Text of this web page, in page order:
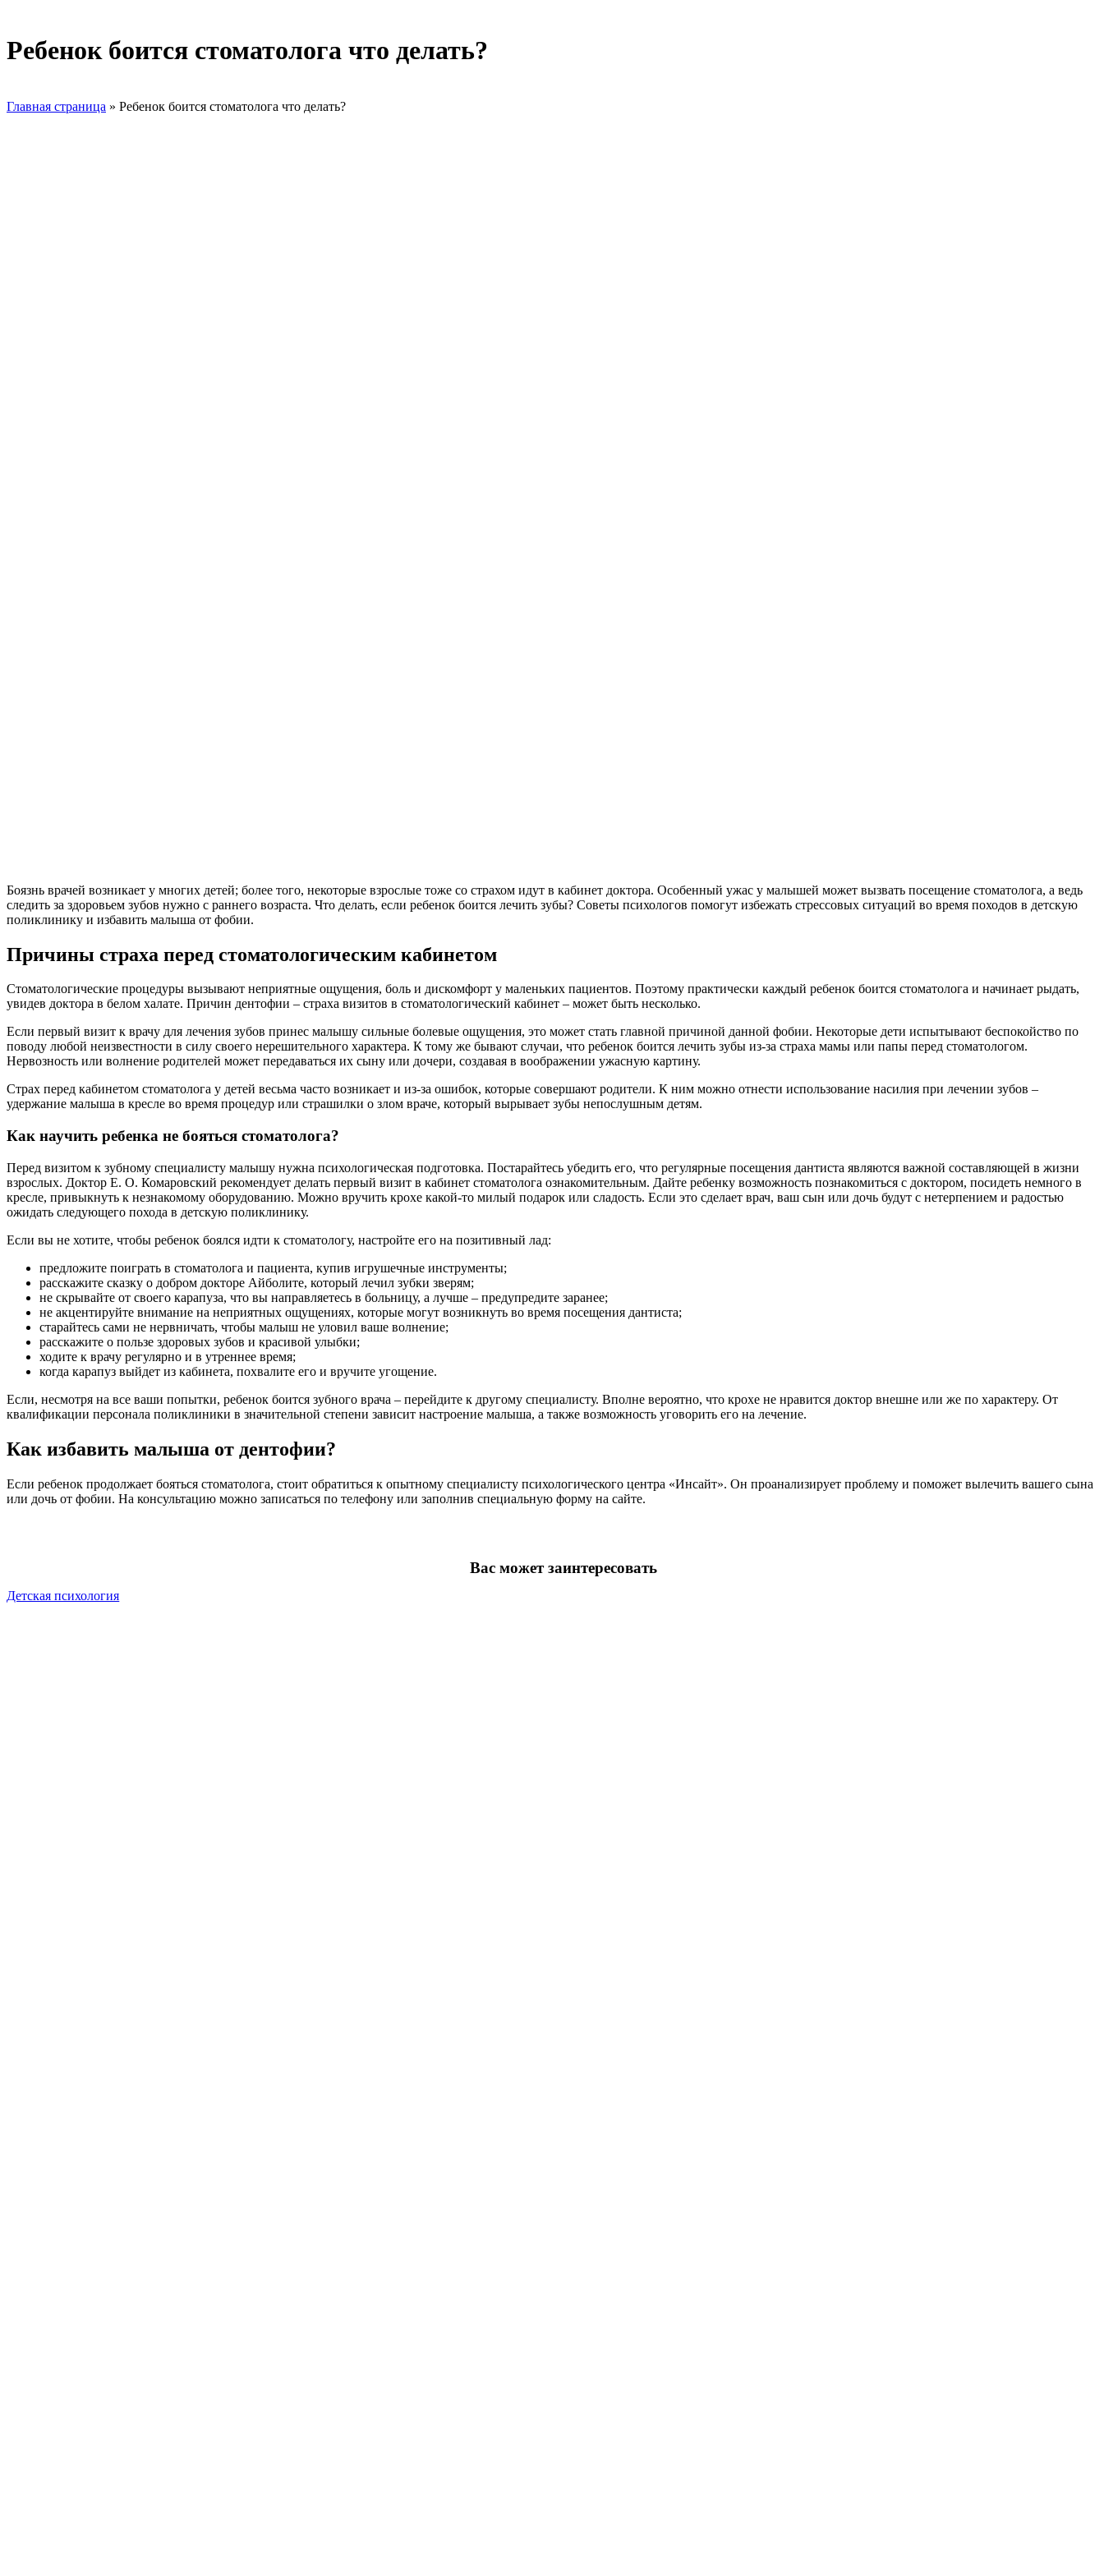
Ребенок боится стоматолога что делать?
Главная страница » Ребенок боится стоматолога что делать?
Боязнь врачей возникает у многих детей; более того, некоторые взрослые тоже со страхом идут в кабинет доктора. Особенный ужас у малышей может вызвать посещение стоматолога, а ведь
следить за здоровьем зубов нужно с раннего возраста. Что делать, если ребенок боится лечить зубы? Советы психологов помогут избежать стрессовых ситуаций во время походов в детскую
поликлинику и избавить малыша от фобии.
Причины страха перед стоматологическим кабинетом
Стоматологические процедуры вызывают неприятные ощущения, боль и дискомфорт у маленьких пациентов. Поэтому практически каждый ребенок боится стоматолога и начинает рыдать,
увидев доктора в белом халате. Причин дентофии – страха визитов в стоматологический кабинет – может быть несколько.
Если первый визит к врачу для лечения зубов принес малышу сильные болевые ощущения, это может стать главной причиной данной фобии. Некоторые дети испытывают беспокойство по
поводу любой неизвестности в силу своего нерешительного характера. К тому же бывают случаи, что ребенок боится лечить зубы из-за страха мамы или папы перед стоматологом.
Нервозность или волнение родителей может передаваться их сыну или дочери, создавая в воображении ужасную картину.
Страх перед кабинетом стоматолога у детей весьма часто возникает и из-за ошибок, которые совершают родители. К ним можно отнести использование насилия при лечении зубов –
удержание малыша в кресле во время процедур или страшилки о злом враче, который вырывает зубы непослушным детям.
Как научить ребенка не бояться стоматолога?
Перед визитом к зубному специалисту малышу нужна психологическая подготовка. Постарайтесь убедить его, что регулярные посещения дантиста являются важной составляющей в жизни
взрослых. Доктор Е. О. Комаровский рекомендует делать первый визит в кабинет стоматолога ознакомительным. Дайте ребенку возможность познакомиться с доктором, посидеть немного в
кресле, привыкнуть к незнакомому оборудованию. Можно вручить крохе какой-то милый подарок или сладость. Если это сделает врач, ваш сын или дочь будут с нетерпением и радостью
ожидать следующего похода в детскую поликлинику.
Если вы не хотите, чтобы ребенок боялся идти к стоматологу, настройте его на позитивный лад:
предложите поиграть в стоматолога и пациента, купив игрушечные инструменты;
расскажите сказку о добром докторе Айболите, который лечил зубки зверям;
не скрывайте от своего карапуза, что вы направляетесь в больницу, а лучше – предупредите заранее;
не акцентируйте внимание на неприятных ощущениях, которые могут возникнуть во время посещения дантиста;
старайтесь сами не нервничать, чтобы малыш не уловил ваше волнение;
расскажите о пользе здоровых зубов и красивой улыбки;
ходите к врачу регулярно и в утреннее время;
когда карапуз выйдет из кабинета, похвалите его и вручите угощение.
Если, несмотря на все ваши попытки, ребенок боится зубного врача – перейдите к другому специалисту. Вполне вероятно, что крохе не нравится доктор внешне или же по характеру. От
квалификации персонала поликлиники в значительной степени зависит настроение малыша, а также возможность уговорить его на лечение.
Как избавить малыша от дентофии?
Если ребенок продолжает бояться стоматолога, стоит обратиться к опытному специалисту психологического центра «Инсайт». Он проанализирует проблему и поможет вылечить вашего сына
или дочь от фобии. На консультацию можно записаться по телефону или заполнив специальную форму на сайте.
Вас может заинтересовать
Детская психология